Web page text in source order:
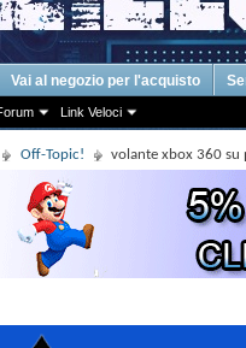
Link Veloci
Vai al negozio per l'acquisto
Off-Topic! volante xbox 360 su